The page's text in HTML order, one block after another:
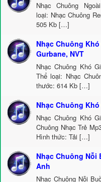
Nhạc Chuông
loại: Nhạc Chuông
505 Kb […]
Nhạc Chuông
Gurbane, NVT
Nhạc Chuông Khó
Thể loại: Nhạc
thước: 614 Kb […]
Nhạc Chuông
Nhạc Chuông Khó
Chuông Nhạc Trẻ
Hình thức: Tải […]
Nhạc Chuông Nỗi
Anh
Nhạc Chuông Nỗi